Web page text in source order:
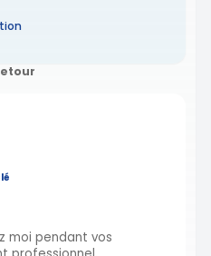
moi pendant vos